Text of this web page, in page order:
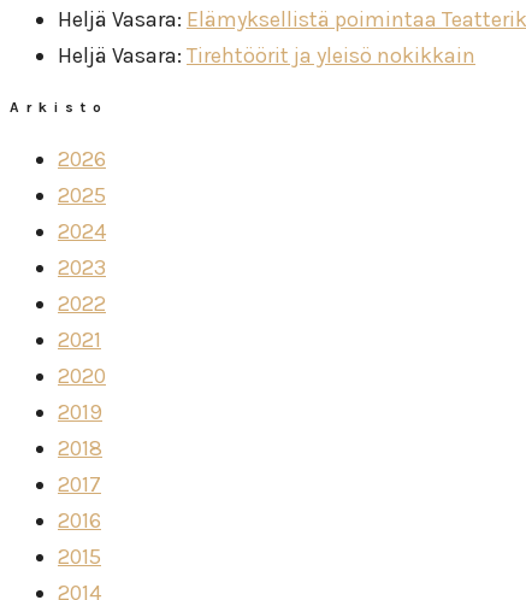
Heljä Vasara: Elämyksellistä poimintaa
Heljä Vasara: Tirehtöörit ja yleisö nokikkain
Arkisto
2026
2025
2024
2023
2022
2021
2020
2019
2018
2017
2016
2015
2014